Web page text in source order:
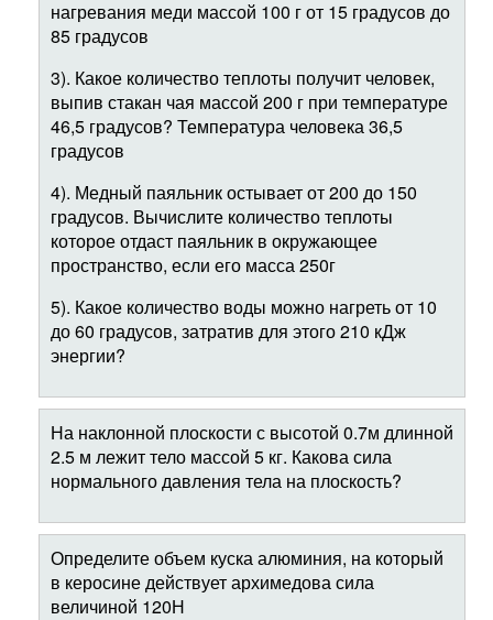
нагревания меди массой 100 г от 15 градусов до
85 градусов
3). Какое количество теплоты получит человек,
выпив стакан чая массой 200 г при температуре
46,5 градусов? Температура человека 36,5
градусов
4). Медный паяльник остывает от 200 до 150
градусов. Вычислите количество теплоты
которое отдаст паяльник в окружающее
пространство, если его масса 250г
5). Какое количество воды можно нагреть от 10
до 60 градусов, затратив для этого 210 кДж
энергии?
На наклонной плоскости с высотой 0.7м длинной
2.5 м лежит тело массой 5 кг. Какова сила
нормального давления тела на плоскость?
Определите объем куска алюминия, на который
в керосине действует архимедова сила
величиной 120Н